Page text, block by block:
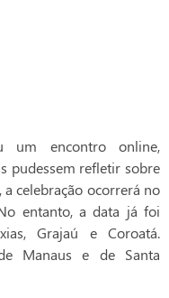
um encontro online,
pudessem refletir sobre
celebração ocorrerá no
entanto, a data já foi
Grajaú e Coroatá.
Manaus e de Santa